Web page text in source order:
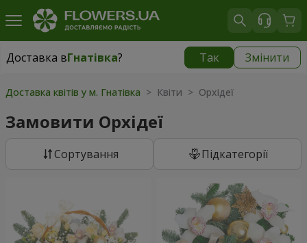
Доставка вГнатівка? Так Змінити
Доставка вГнатівка|
Доставка квітів у м. Гнатівка > Квіти > Орхідеї
Замовити Орхідеї
Сортування Підкатегорії